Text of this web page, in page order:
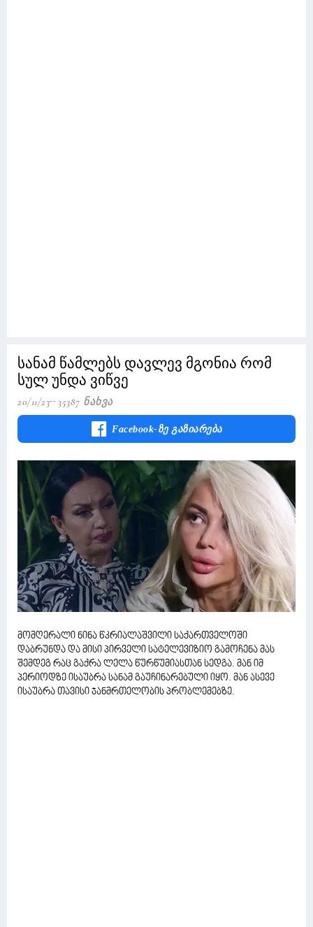
სანამ წამლებს დავლევ მგონია რომ
სულ უნდა ვიწვე
20/11/23 35387 Ნახვა
Facebook-Ზე Გაზიარება
მომღერალი ნინა წკრიალაშვილი საქართველოში
დაბრუნდა და მისი პირველი სატელევიზიო გამოჩენა მას
შემდეგ რაც გაქრა ლელა წურწუმიასთან სედგა. მან იმ
პერიოდზე ისაუბრა სანამ გაუჩინარებული იყო. მან ასევე
ისაუბრა თავისი ჯანმრთელობის პრობლემებზე.